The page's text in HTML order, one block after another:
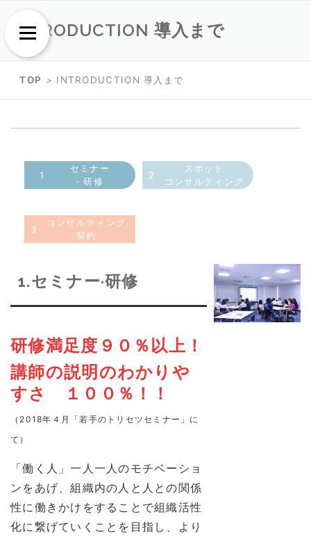
content
content
Menu
INTRODUCTION 導入まで
TOP > INTRODUCTION 導入まで
1
セミナー
· 研修
2
スポット
コンサルティング
3
コンサルティング
契約
1.セミナー·研修
研修満足度９０％以上！
講師の説明のわかりや
すさ １００％！！
（2018年４月「若手のトリセツセミナー」に
て）
「働く人」一人一人のモチベーショ
ンをあげ、組織内の人と人との関係
性に働きかけをすることで組織活性
化に繋げていくことを目指し、より